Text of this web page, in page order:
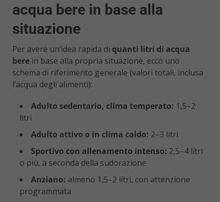
acqua bere in base alla
situazione
Per avere un’idea rapida di quanti litri di acqua
bere in base alla propria situazione, ecco uno
schema di riferimento generale (valori totali, inclusa
l’acqua degli alimenti):
Adulto sedentario, clima temperato: 1,5–2
litri
Adulto attivo o in clima caldo: 2–3 litri
Sportivo con allenamento intenso: 2,5–4 litri
o più, a seconda della sudorazione
Anziano: almeno 1,5–2 litri, con attenzione
programmata